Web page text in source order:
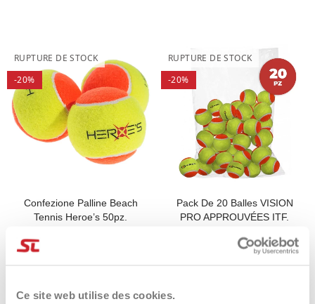
Ce site web utilise des cookies.
RUPTURE DE STOCK
-20%
Confezione Palline Beach
Tennis Heroe’s 50pz.
RUPTURE DE STOCK
-20%
Pack De 20 Balles VISION
PRO APPROUVÉES ITF.